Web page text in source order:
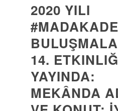
2020 YILI
14.
YAYINDA:
MEKÂNDA